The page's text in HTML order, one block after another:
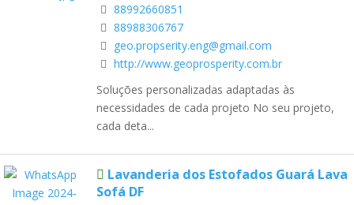
88992660851
88988306767
geo.propserity.eng@gmail.com
http://www.geoprosperity.com.br
Soluções personalizadas adaptadas às
necessidades de cada projeto No seu projeto,
cada deta...
Lavanderia dos Estofados Guará Lava
Sofá DF